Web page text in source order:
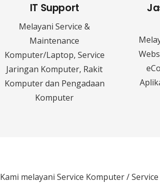
IT Support
Melayani Service &
Maintenance
Komputer/Laptop, Service
Jaringan Komputer, Rakit
Komputer dan Pengadaan
Komputer
Kami melayani Service Komputer /